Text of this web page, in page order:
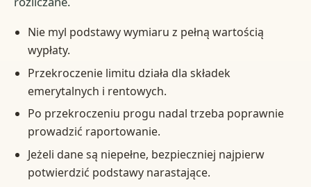
Nie myl podstawy wymiaru z pełną wartością
wypłaty.
Przekroczenie limitu działa dla składek
emerytalnych i rentowych.
Po przekroczeniu progu nadal trzeba poprawnie
prowadzić raportowanie.
Jeżeli dane są niepełne, bezpieczniej najpierw
potwierdzić podstawy narastające.